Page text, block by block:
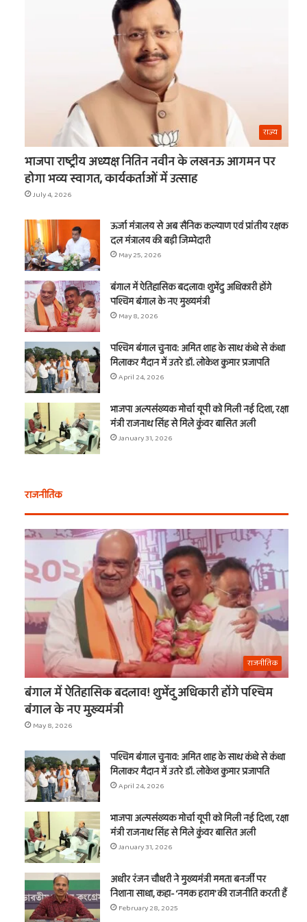
राज्य
भाजपा राष्ट्रीय अध्यक्ष नितिन नवीन के लखनऊ आगमन पर
होगा भव्य स्वागत, कार्यकर्ताओं में उत्साह
July 4, 2026
ऊर्जा मंत्रालय से अब सैनिक कल्याण एवं प्रांतीय रक्षक
दल मंत्रालय की बड़ी जिम्मेदारी
May 25, 2026
बंगाल में ऐतिहासिक बदलाव! शुभेंदु अधिकारी होंगे
पश्चिम बंगाल के नए मुख्यमंत्री
May 8, 2026
पश्चिम बंगाल चुनाव: अमित शाह के साथ कंधे से कंधा
मिलाकर मैदान में उतरे डॉ. लोकेश कुमार प्रजापति
April 24, 2026
भाजपा अल्पसंख्यक मोर्चा यूपी को मिली नई दिशा, रक्षा
मंत्री राजनाथ सिंह से मिले कुंवर बासित अली
January 31, 2026
राजनीतिक
राजनीतिक
बंगाल में ऐतिहासिक बदलाव! शुभेंदु अधिकारी होंगे पश्चिम
बंगाल के नए मुख्यमंत्री
May 8, 2026
पश्चिम बंगाल चुनाव: अमित शाह के साथ कंधे से कंधा
मिलाकर मैदान में उतरे डॉ. लोकेश कुमार प्रजापति
April 24, 2026
भाजपा अल्पसंख्यक मोर्चा यूपी को मिली नई दिशा, रक्षा
मंत्री राजनाथ सिंह से मिले कुंवर बासित अली
January 31, 2026
अधीर रंजन चौधरी ने मुख्यमंत्री ममता बनर्जी पर
निशाना साधा, कहा- ‘नमक हराम’ की राजनीति करती हैं
February 28, 2025